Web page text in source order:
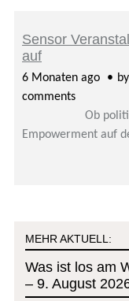
Sensor
auf
6 Monaten ago by
comments
Ob
Empowerment auf
MEHR AKTUELL:
Was ist los am
– 9. August